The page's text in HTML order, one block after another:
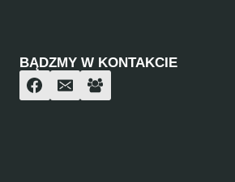
BĄDZMY W KONTAKCIE